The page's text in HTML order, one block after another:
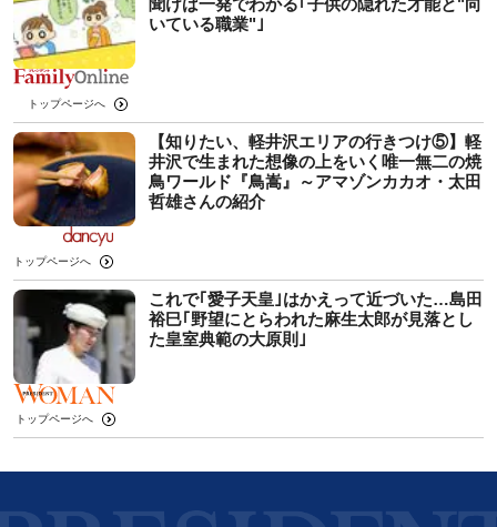
いている職業"｣
トップページへ
【知りたい、軽井沢エリアの行きつけ⑤】軽
井沢で生まれた想像の上をいく唯一無二の焼
鳥ワールド『鳥嵩』～アマゾンカカオ・太田
哲雄さんの紹介
トップページへ
これで｢愛子天皇｣はかえって近づいた…島田
裕巳｢野望にとらわれた麻生太郎が見落とし
た皇室典範の大原則｣
トップページへ